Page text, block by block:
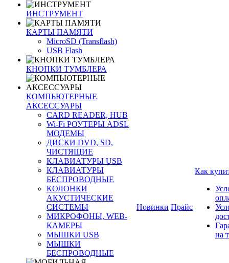
ИНСТРУМЕНТ
КАРТЫ ПАМЯТИ
MicroSD (Transflash)
USB Flash
КНОПКИ ТУМБЛЕРА
КОМПЬЮТЕРНЫЕ
АКСЕССУАРЫ
CARD READER, HUB
Wi-Fi РОУТЕРЫ ADSL
МОДЕМЫ
ДИСКИ DVD, SD,
ЧИСТЯЩИЕ
КЛАВИАТУРЫ USB
КЛАВИАТУРЫ
БЕСПРОВОДНЫЕ
КОЛОНКИ
АКУСТИЧЕСКИЕ
СИСТЕМЫ
МИКРОФОНЫ, WEB-
КАМЕРЫ
МЫШКИ USB
МЫШКИ
БЕСПРОВОДНЫЕ
Новинки Прайс
Как
на